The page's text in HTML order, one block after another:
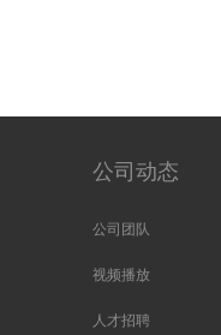
公司动态
公司团队
视频播放
人才招聘